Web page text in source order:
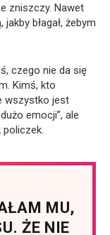
zniszczy. Nawet
błagał, żebym
czego nie da się
Kimś, kto
wszystko jest
emocji”, ale
policzek.
MU,
ŻE NIE